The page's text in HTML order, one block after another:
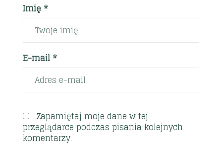
Imię *
E-mail *
Zapamiętaj moje dane w tej
przeglądarce podczas pisania kolejnych
komentarzy.